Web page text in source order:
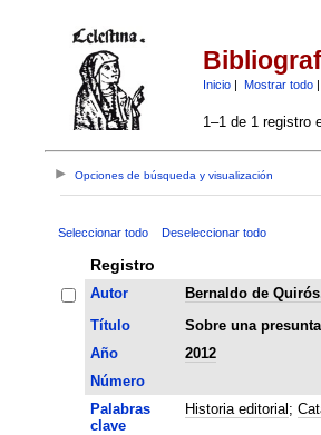
Inicio| Mostrar todo|
1–1 de 1 registro
Opciones de búsqueda y visualización
Seleccionar todo Deseleccionar todo
Registro
Autor
Bernaldo de
Título
Sobre una
Año
2012
Número
Palabras
clave
Historia editorial ;